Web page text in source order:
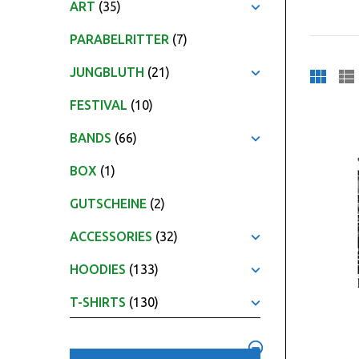
ART (35)
PARABELRITTER (7)
JUNGBLUTH (21)
FESTIVAL (10)
BANDS (66)
BOX (1)
GUTSCHEINE (2)
ACCESSORIES (32)
HOODIES (133)
T-SHIRTS (130)